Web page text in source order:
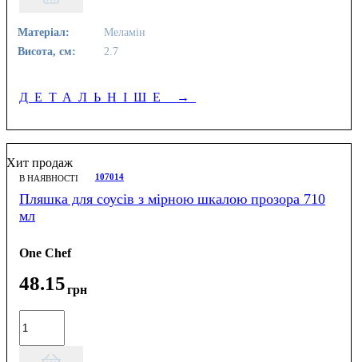
Матеріал:
Меламін
Висота, см:
2.7
ДЕТАЛЬНІШЕ →
Хит продаж
В НАЯВНОСТІ 107014
Пляшка для соусів з мірною шкалою прозора 710
мл
One Chef
48.15грн